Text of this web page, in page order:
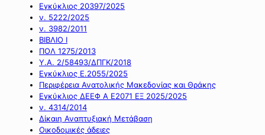
Εγκύκλιος 20397/2025
ν. 5222/2025
ν. 3982/2011
ΒΙΒΛΙΟ Ι
ΠΟΛ 1275/2013
Υ.Α. 2/58493/ΔΠΓΚ/2018
Εγκύκλιος Ε.2055/2025
Περιφέρεια Ανατολικής Μακεδονίας και Θράκης
Εγκύκλιος ΔΕΕΦ Α Ε2071 ΕΞ 2025/2025
ν. 4314/2014
Δίκαιη Αναπτυξιακή Μετάβαση
Οικοδομικές άδειες